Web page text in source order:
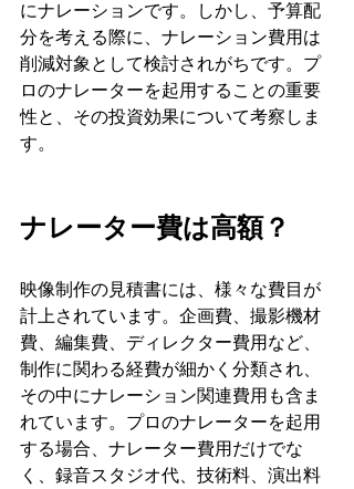
にナレーションです。しかし、予算配
分を考える際に、ナレーション費用は
削減対象として検討されがちです。プ
ロのナレーターを起用することの重要
性と、その投資効果について考察しま
す。
ナレーター費は高額？
映像制作の見積書には、様々な費目が
計上されています。企画費、撮影機材
費、編集費、ディレクター費用など、
制作に関わる経費が細かく分類され、
その中にナレーション関連費用も含ま
れています。プロのナレーターを起用
する場合、ナレーター費用だけでな
く、録音スタジオ代、技術料、演出料